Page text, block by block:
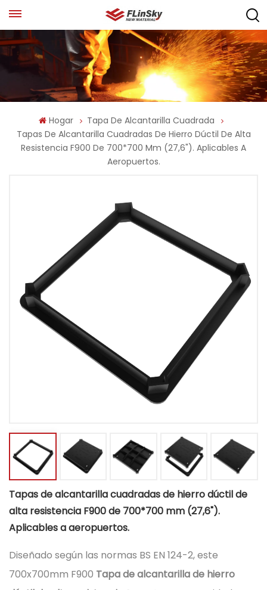
Hogar
Tapa De Alcantarilla Cuadrada
Tapas De Alcantarilla Cuadradas De Hierro Dúctil De Alta
Resistencia F900 De 700*700 Mm (27,6"). Aplicables A
Aeropuertos.
Tapas de alcantarilla cuadradas de hierro dúctil de
alta resistencia F900 de 700*700 mm (27,6").
Aplicables a aeropuertos.
Diseñado según las normas BS EN 124-2, este
700x700mm F900 Tapa de alcantarilla de hierro